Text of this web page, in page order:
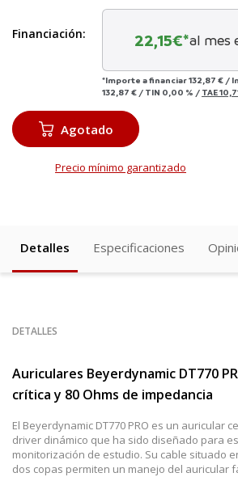
Financiación: 22,15€*al mes
*Importe a financiar132,87 € /
132,87 € / TIN 0,00 % / TAE
Agotado
Precio mínimo garantizado
Detalles Especificaciones
DETALLES
Auriculares Beyerdynamic DT770
crítica y 80 Ohms de impedancia
El Beyerdynamic DT770 PRO es un auricular
driver dinámico que ha sido diseñado para
monitorización de estudio. Su cable situado
dos copas permiten un manejo del auricular